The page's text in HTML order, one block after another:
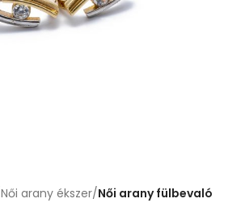
Női arany ékszer Női arany fülbevaló